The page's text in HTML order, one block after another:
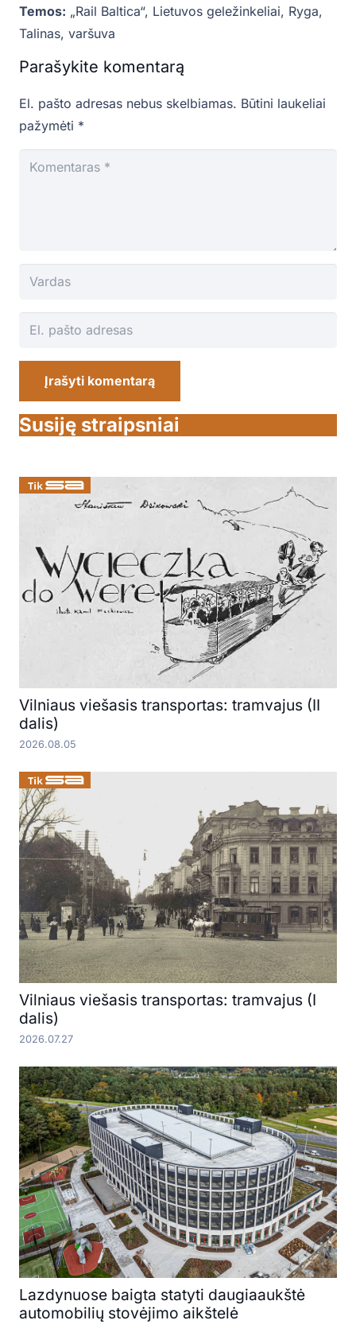
Temos: „Rail Baltica“, Lietuvos geležinkeliai, Ryga,
Talinas, varšuva
Parašykite komentarą
El. pašto adresas nebus skelbiamas. Būtini laukeliai
pažymėti *
Įrašyti komentarą
Susiję straipsniai
Vilniaus viešasis transportas: tramvajus (II
dalis)
2026.08.05
Vilniaus viešasis transportas: tramvajus (I
dalis)
2026.07.27
Lazdynuose baigta statyti daugiaaukštė
automobilių stovėjimo aikštelė